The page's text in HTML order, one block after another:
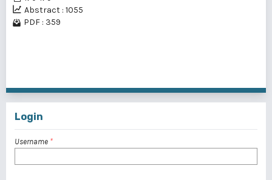
Abstract : 1055
PDF : 359
Login
Username *